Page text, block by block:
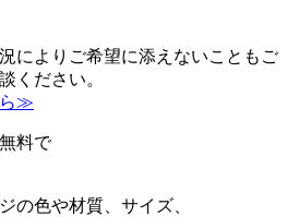
によりご希望に添えないこともご
ください。
ら≫
料で
の色や材質、サイズ、